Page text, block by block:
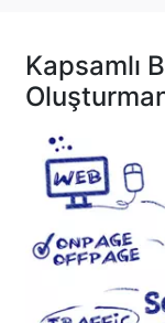
Kapsamlı